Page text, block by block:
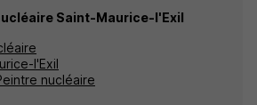
Saint-Maurice-l'Exil
l'Exil
nucléaire